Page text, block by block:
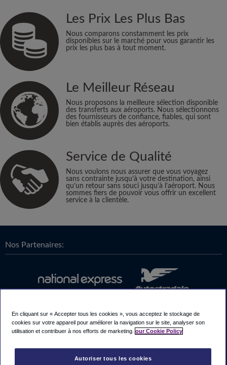
Les Prix Les Plus Bas
Nous comparons constamment les prix
disponibles sur le marché pour vous garantir les
prix les plus bas à tout moment.
Le Meilleur Réseau
Nous proposons la meilleure sélection disponible
des transferts aux aéroports. Nous sélectionnons
des fournisseurs de confiance, fiables, qui sont
bien établis auprès des aéroports.
Service de Qualité
Nous voulons nous assurer que vous voyagez
sans contrainte jusqu’à votre destination, ainsi
qu’un retour sans souci jusqu’à l’aéroport. Nous
sommes fiers de pouvoir vous offrir un excellent
service à la clientèle.
Nos Partenaires:
En cliquant sur « Accepter tous les cookies », vous acceptez le stockage de
cookies sur votre appareil pour améliorer la navigation sur le site, analyser son
utilisation et contribuer à nos efforts de marketing. our Cookie Policy
Autoriser tous les cookies